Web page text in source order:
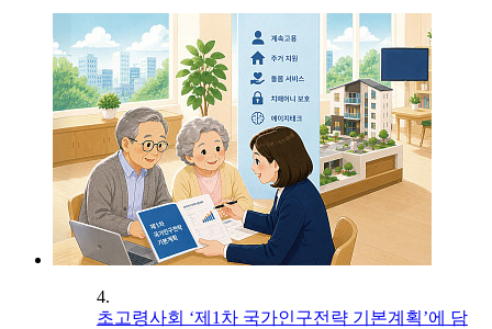
4.
초고령사회 ‘제1차 국가인구전략 기본계획’에 담